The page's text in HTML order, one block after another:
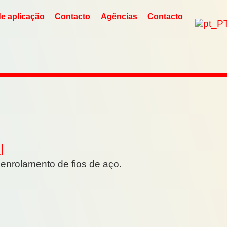
aplicação Contacto Agências Contacto
de fios de aço.